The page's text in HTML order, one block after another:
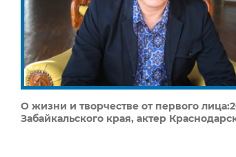
О жизни и творчестве от первого
Забайкальского края, актер